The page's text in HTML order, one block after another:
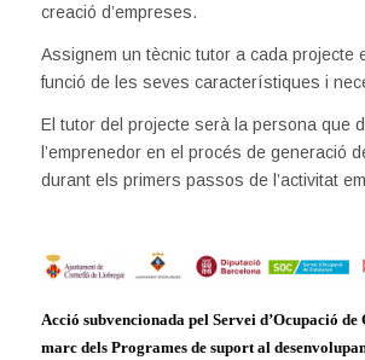
creació d’empreses.
Assignem un tècnic tutor a cada projecte
funció de les seves característiques i
El tutor del projecte serà la persona que
l’emprenedor en el procés de generació
durant els primers passos de l’activitat
Acció subvencionada pel Servei d’Ocupació de
marc dels Programes de suport al